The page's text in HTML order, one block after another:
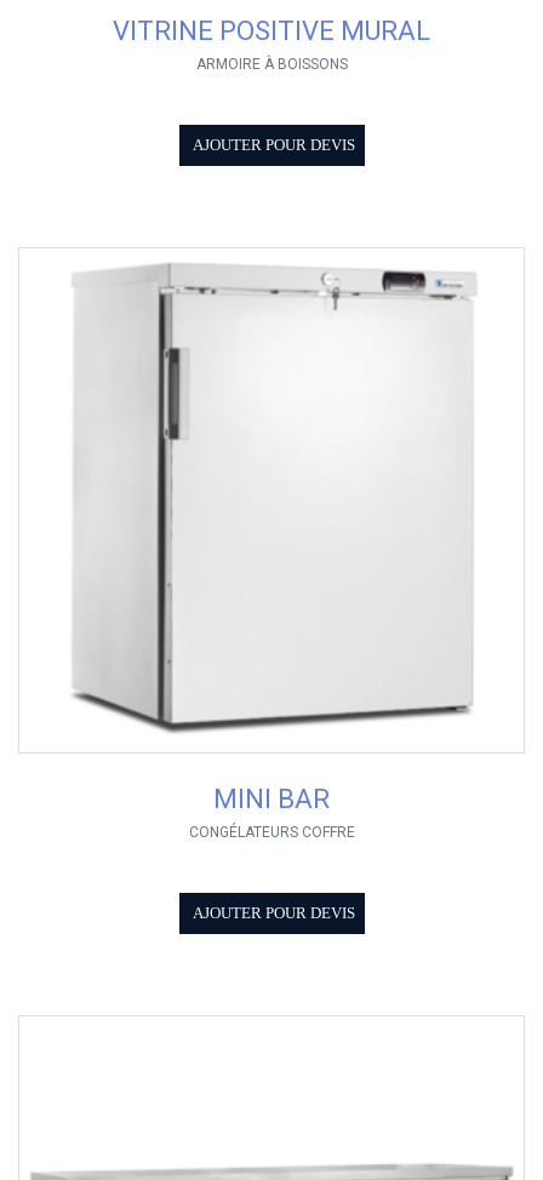
VITRINE POSITIVE MURAL
ARMOIRE À BOISSONS
AJOUTER POUR DEVIS
MINI BAR
CONGÉLATEURS COFFRE
AJOUTER POUR DEVIS